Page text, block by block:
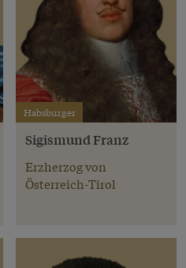
Habsburger
Sigismund Franz
Erzherzog von
Österreich-Tirol